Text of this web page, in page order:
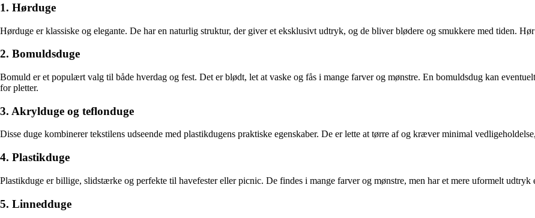
1. Hørduge
Hørduge er klassiske og elegante. De har en naturlig struktur, der giver et eksklusivt udtryk, og de bliver blødere og smukkere med tiden.
2. Bomuldsduge
Bomuld er et populært valg til både hverdag og fest. Det er blødt, let at vaske og fås i mange farver og mønstre. En bomuldsdug kan
for pletter.
3. Akrylduge og teflonduge
Disse duge kombinerer tekstilens udseende med plastikdugens praktiske egenskaber. De er lette at tørre af og kræver minimal
4. Plastikduge
Plastikduge er billige, slidstærke og perfekte til havefester eller picnic. De findes i mange farver og mønstre, men har et mere uformelt udtryk
5. Linnedduge